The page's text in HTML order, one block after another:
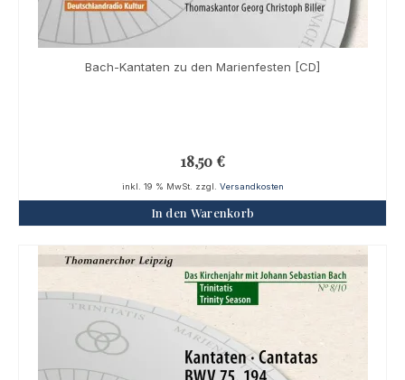
Bach-Kantaten zu den Marienfesten [CD]
18,50 €
inkl. 19 % MwSt. zzgl. Versandkosten
In den Warenkorb